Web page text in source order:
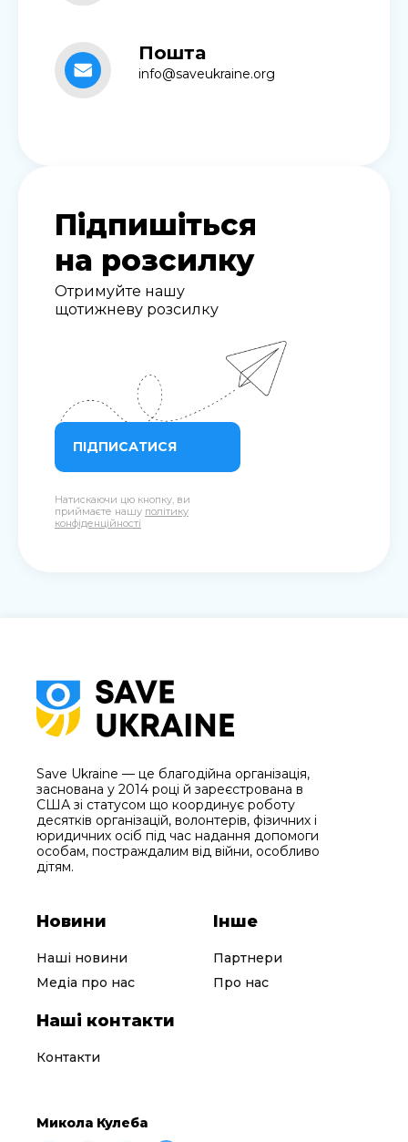
Пошта
info@saveukraine.org
Підпишіться
на розсилку
Отримуйте нашу
щотижневу розсилку
ПІДПИСАТИСЯ
Натискаючи цю кнопку, ви
приймаєте нашу політику
конфіденційності
Save Ukraine — це благодійна організація,
заснована у 2014 році й зареєстрована в
США зі статусом що координує роботу
десятків організацій, волонтерів, фізичних і
юридичних осіб під час надання допомоги
особам, постраждалим від війни, особливо
дітям.
Новини
Наші новини
Медіа про нас
Інше
Партнери
Про нас
Наші контакти
Контакти
Микола Кулеба